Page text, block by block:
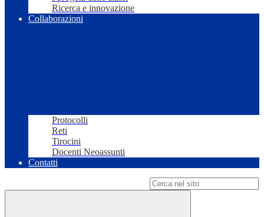
Ricerca e innovazione
Collaborazioni
Protocolli
Reti
Tirocini
Docenti Neoassunti
Contatti